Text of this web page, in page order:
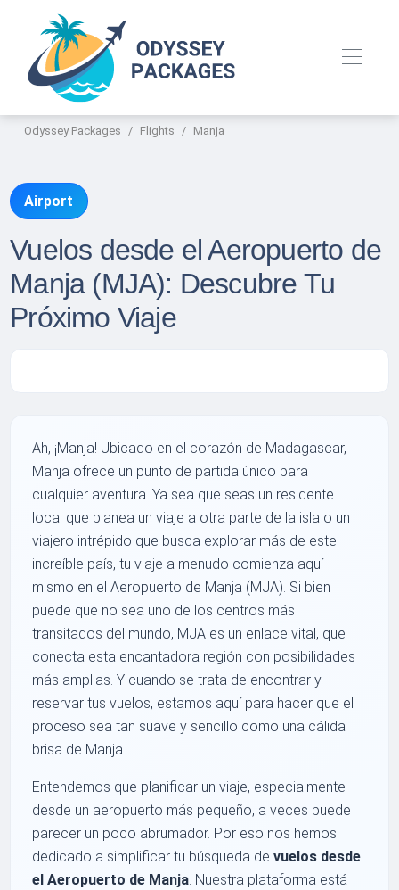
Odyssey Packages Flights Manja
Airport
Vuelos desde el Aeropuerto de
Manja (MJA): Descubre Tu
Próximo Viaje
Ah, ¡Manja! Ubicado en el corazón de Madagascar,
Manja ofrece un punto de partida único para
cualquier aventura. Ya sea que seas un residente
local que planea un viaje a otra parte de la isla o un
viajero intrépido que busca explorar más de este
increíble país, tu viaje a menudo comienza aquí
mismo en el Aeropuerto de Manja (MJA). Si bien
puede que no sea uno de los centros más
transitados del mundo, MJA es un enlace vital, que
conecta esta encantadora región con posibilidades
más amplias. Y cuando se trata de encontrar y
reservar tus vuelos, estamos aquí para hacer que el
proceso sea tan suave y sencillo como una cálida
brisa de Manja.
Entendemos que planificar un viaje, especialmente
desde un aeropuerto más pequeño, a veces puede
parecer un poco abrumador. Por eso nos hemos
dedicado a simplificar tu búsqueda devuelos desde
el Aeropuerto de Manja. Nuestra plataforma está